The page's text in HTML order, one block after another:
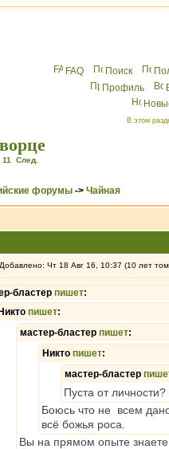
FAQ Поиск
Профиль
В этом
11 След.
форумы -> Чайная
Добавлено: Чт 18 Авг 16, 10:37 (10 лет
бластер пишет:
Никто пишет:
мастер-бластер пишет:
Никто пишет:
мастер-бластер
Пуста от
Боюсь что не всем
всё божья роса.
Вы на прямом опыте знаете